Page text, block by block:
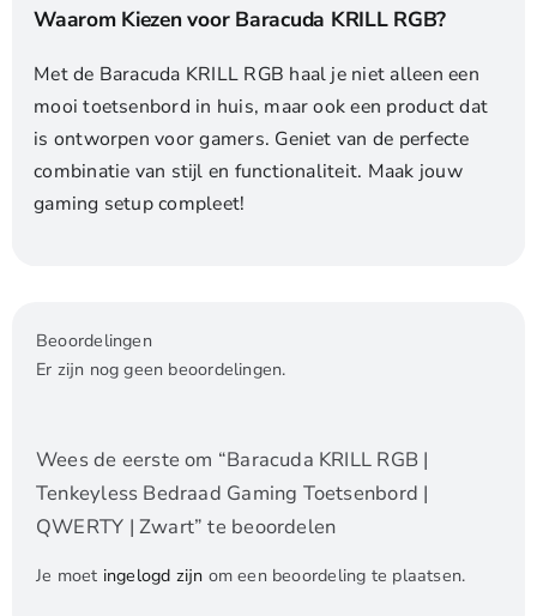
Waarom Kiezen voor Baracuda KRILL RGB?
Met de Baracuda KRILL RGB haal je niet alleen een
mooi toetsenbord in huis, maar ook een product dat
is ontworpen voor gamers. Geniet van de perfecte
combinatie van stijl en functionaliteit. Maak jouw
gaming setup compleet!
Beoordelingen
Er zijn nog geen beoordelingen.
Wees de eerste om “Baracuda KRILL RGB |
Tenkeyless Bedraad Gaming Toetsenbord |
QWERTY | Zwart” te beoordelen
Je moet ingelogd zijn om een beoordeling te plaatsen.